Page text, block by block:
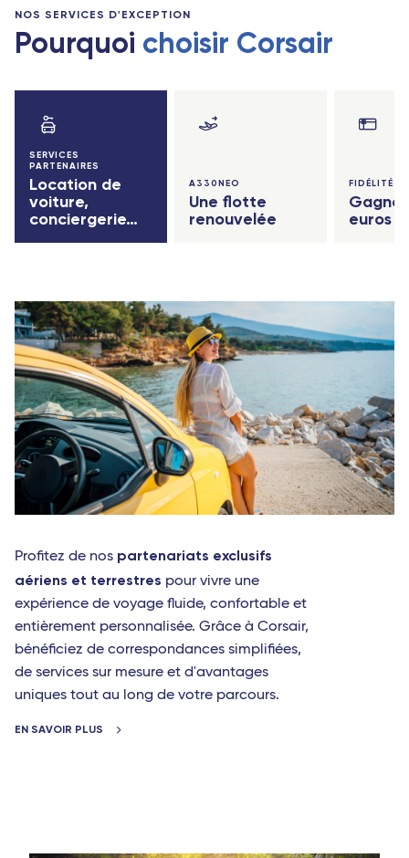
Abidjan (Côte d'Ivoire)
NOS SERVICES D'EXCEPTION
Pourquoi choisir Corsair
SERVICES
PARTENAIRES
Location de
voiture,
conciergerie…
A330NEO
Une flotte
renouvelée
FIDÉLITÉ
euros
Profitez de nos partenariats exclusifs
aériens et terrestres pour vivre une
expérience de voyage fluide, confortable et
entièrement personnalisée. Grâce à Corsair,
bénéficiez de correspondances simplifiées,
de services sur mesure et d'avantages
uniques tout au long de votre parcours.
EN SAVOIR PLUS